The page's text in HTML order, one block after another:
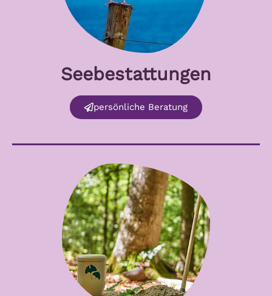
Seebestattungen
persönliche Beratung